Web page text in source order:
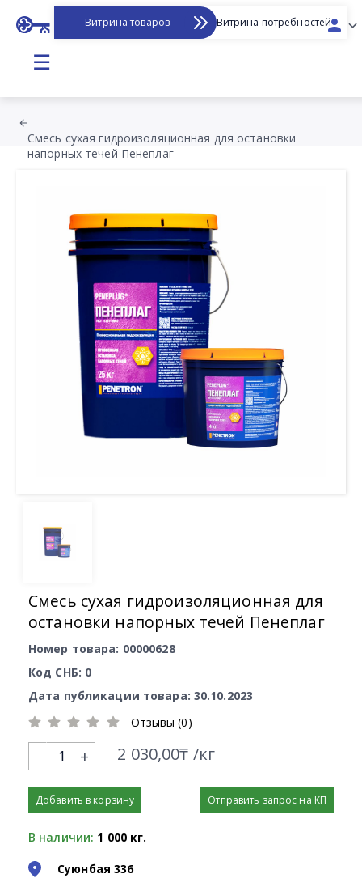
Витрина товаров Витрина потребностей
☰
Смесь сухая гидроизоляционная для остановки
напорных течей Пенеплаг
Смесь сухая гидроизоляционная для
остановки напорных течей Пенеплаг
Номер товара: 00000628
Код СНБ: 0
Дата публикации товара: 30.10.2023
Отзывы (0)
+ 2 030,00₸ /кг
Добавить в корзину Отправить запрос на КП
В наличии: 1 000 кг.
Суюнбая 336